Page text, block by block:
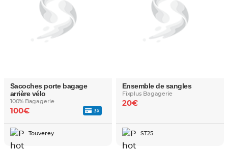
Sacoches porte bagage
arrière vélo
100% Bagagerie
3x
100€
Touverey
Ensemble de sangles
Fixplus Bagagerie
20€
ST25